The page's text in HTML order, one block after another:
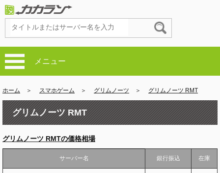
メニュー
ホーム ＞ スマホゲーム ＞ グリムノーツ ＞ グリムノーツ RMT
グリムノーツ RMT
グリムノーツ RMTの価格相場
サーバー名 銀行振込 在庫